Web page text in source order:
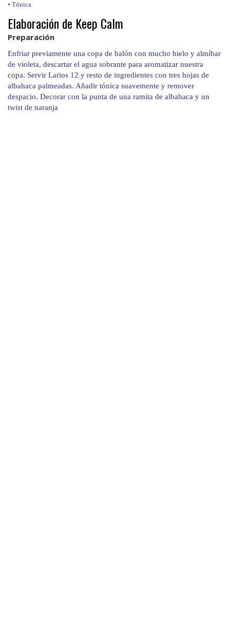
• Tónica
Elaboración de Keep Calm
Preparación
Enfriar previamente una copa de balón con mucho hielo y almíbar
de violeta, descartar el agua sobrante para aromatizar nuestra
copa. Servir Larios 12 y resto de ingredientes con tres hojas de
albahaca palmeadas. Añadir tónica suavemente y remover
despacio. Decorar con la punta de una ramita de albahaca y un
twist de naranja